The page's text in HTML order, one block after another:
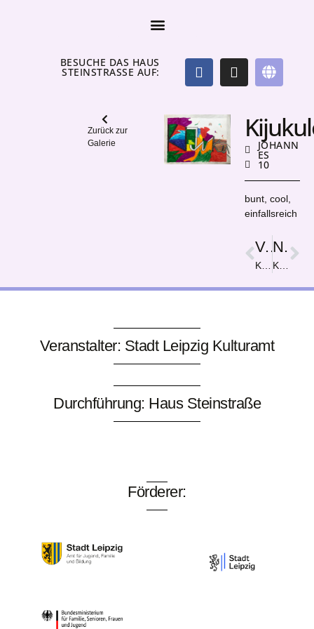
BESUCHE DAS HAUS
STEINSTRASSE AUF:
Zurück zur
Galerie
JOHANN
ES
10
bunt, cool,
einfallsreich
Vorige
KiJuKu Picasso
Nächster
Killer Hase
Veranstalter: Stadt Leipzig Kulturamt
Durchführung: Haus Steinstraße
Förderer: